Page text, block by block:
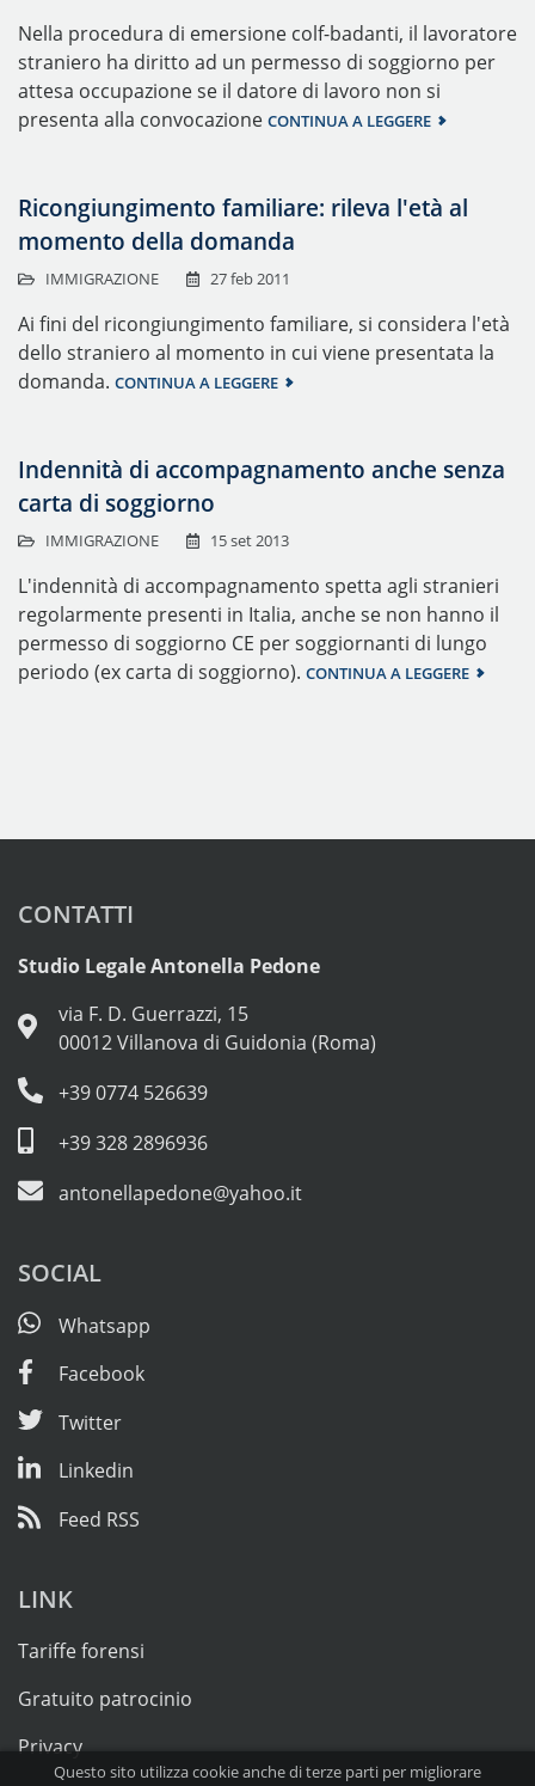
Nella procedura di emersione colf-badanti, il lavoratore
straniero ha diritto ad un permesso di soggiorno per
attesa occupazione se il datore di lavoro non si
presenta alla convocazione CONTINUA A LEGGERE
Ricongiungimento familiare: rileva l'età al
momento della domanda
IMMIGRAZIONE 27 feb 2011
Ai fini del ricongiungimento familiare, si considera l'età
dello straniero al momento in cui viene presentata la
domanda. CONTINUA A LEGGERE
Indennità di accompagnamento anche senza
carta di soggiorno
IMMIGRAZIONE 15 set 2013
L'indennità di accompagnamento spetta agli stranieri
regolarmente presenti in Italia, anche se non hanno il
permesso di soggiorno CE per soggiornanti di lungo
periodo (ex carta di soggiorno). CONTINUA A LEGGERE
CONTATTI
Studio Legale Antonella Pedone
via F. D. Guerrazzi, 15
00012 Villanova di Guidonia (Roma)
+39 0774 526639
+39 328 2896936
antonellapedone@yahoo.it
SOCIAL
Whatsapp
Facebook
Twitter
Linkedin
Feed RSS
LINK
Tariffe forensi
Gratuito patrocinio
Privacy
Questo sito utilizza cookie anche di terze parti per migliorare